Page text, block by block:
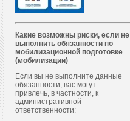
Какие возможны риски, если не
выполнить обязанности по
мобилизационной подготовке
(мобилизации)
Если вы не выполните данные
обязанности, вас могут
привлечь, в частности, к
административной
ответственности: